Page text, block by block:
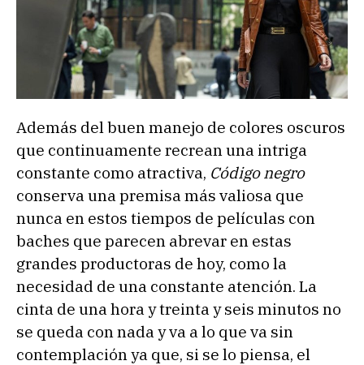
Además del buen manejo de colores oscuros
que continuamente recrean una intriga
constante como atractiva, Código negro
conserva una premisa más valiosa que
nunca en estos tiempos de películas con
baches que parecen abrevar en estas
grandes productoras de hoy, como la
necesidad de una constante atención. La
cinta de una hora y treinta y seis minutos no
se queda con nada y va a lo que va sin
contemplación ya que, si se lo piensa, el